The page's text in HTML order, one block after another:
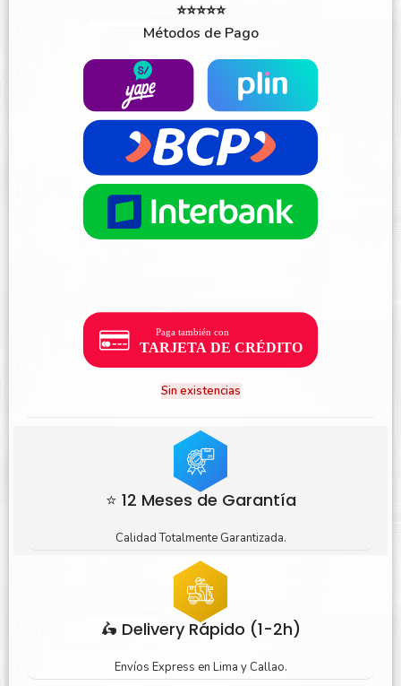
⭐⭐⭐⭐⭐
Métodos de Pago
Sin existencias
⭐ 12 Meses de Garantía
Calidad Totalmente Garantizada.
🛵 Delivery Rápido (1-2h)
Envíos Express en Lima y Callao.